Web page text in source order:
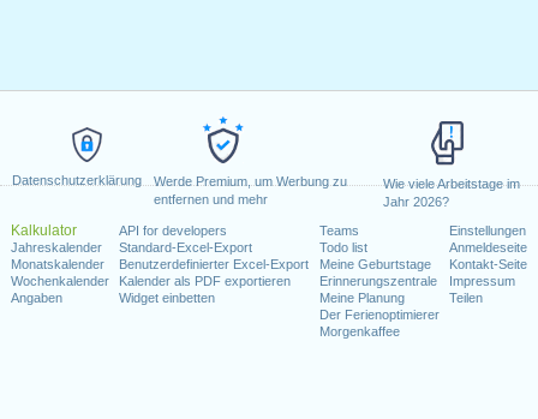
Datenschutzerklärung
Werde Premium, um Werbung zu
entfernen und mehr
Wie viele Arbeitstage im
Jahr 2026?
Kalkulator
Jahreskalender
Monatskalender
Wochenkalender
Angaben
API for developers
Standard-Excel-Export
Benutzerdefinierter Excel-Export
Kalender als PDF exportieren
Widget einbetten
Teams
Todo list
Meine Geburtstage
Erinnerungszentrale
Meine Planung
Der Ferienoptimierer
Morgenkaffee
Einstellungen
Anmeldeseite
Kontakt-Seite
Impressum
Teilen